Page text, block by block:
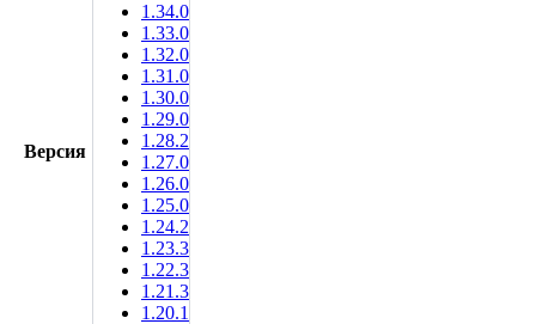
Версия
1.34.0
1.33.0
1.32.0
1.31.0
1.30.0
1.29.0
1.28.2
1.27.0
1.26.0
1.25.0
1.24.2
1.23.3
1.22.3
1.21.3
1.20.1